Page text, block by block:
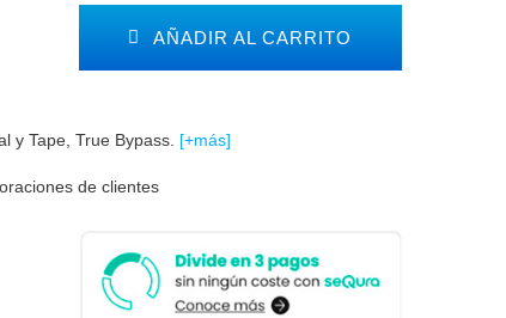
AÑADIR AL CARRITO
y Tape, True Bypass. [+más]
de clientes